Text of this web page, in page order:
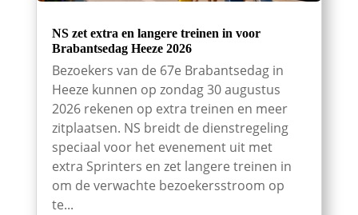
NS zet extra en langere treinen in voor
Brabantsedag Heeze 2026
Bezoekers van de 67e Brabantsedag in
Heeze kunnen op zondag 30 augustus
2026 rekenen op extra treinen en meer
zitplaatsen. NS breidt de dienstregeling
speciaal voor het evenement uit met
extra Sprinters en zet langere treinen in
om de verwachte bezoekersstroom op
te...